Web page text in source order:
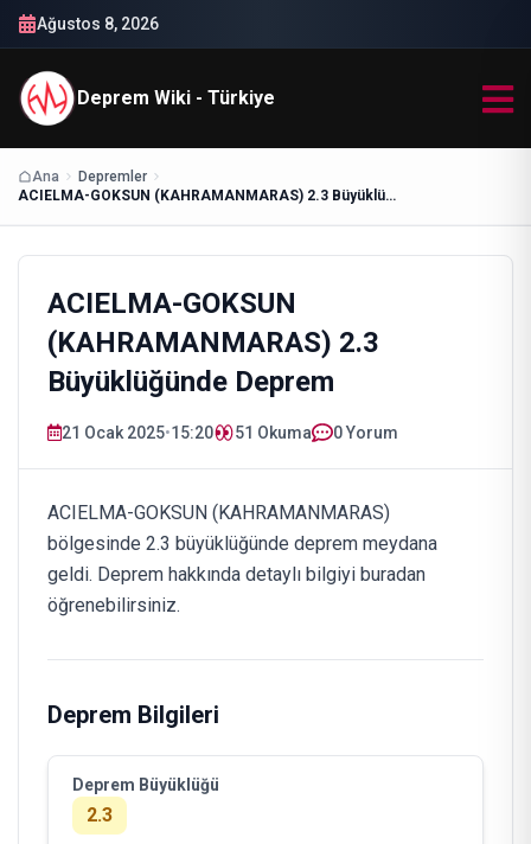
Ağustos 8, 2026
Deprem Wiki - Türkiye
Ana
Depremler
ACIELMA-GOKSUN (KAHRAMANMARAS) 2.3 Büyüklüğünde Deprem
ACIELMA-GOKSUN
(KAHRAMANMARAS) 2.3
Büyüklüğünde Deprem
21 Ocak 2025•15:20 51 Okuma 0 Yorum
ACIELMA-GOKSUN (KAHRAMANMARAS)
bölgesinde 2.3 büyüklüğünde deprem meydana
geldi. Deprem hakkında detaylı bilgiyi buradan
öğrenebilirsiniz.
Deprem Bilgileri
Deprem Büyüklüğü
2.3